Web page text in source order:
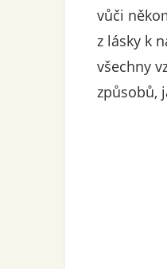
vůči
z lásky k
všechny
způsobů,